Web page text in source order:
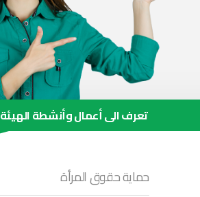
تعرف الى أعمال وأنشطة الهيئة
حماية حقوق المرأة